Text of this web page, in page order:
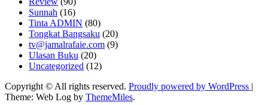
Sunnah (16)
Tinta ADMIN (80)
Tongkat Bangsaku (20)
tv@jamalrafaie.com (9)
Ulasan Buku (20)
Uncategorized (12)
Copyright © All rights reserved. Proudly powered by WordPress |
Theme: Web Log by ThemeMiles.